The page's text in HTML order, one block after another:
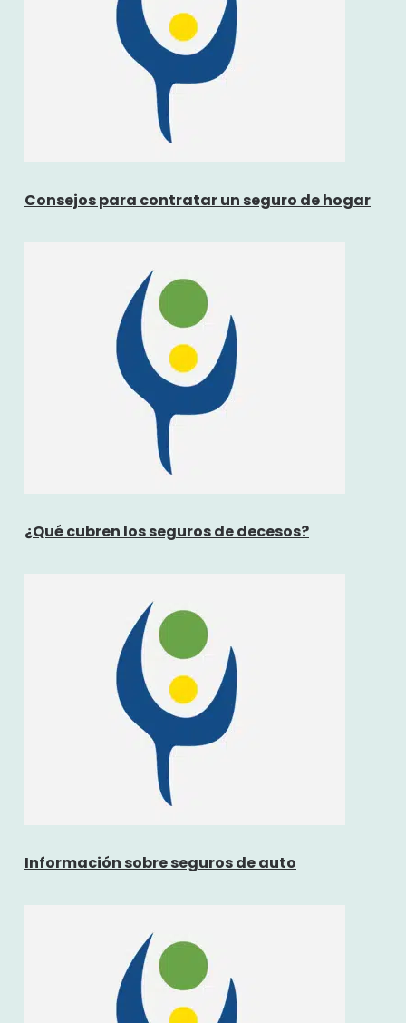
Consejos para contratar un seguro de hogar
¿Qué cubren los seguros de decesos?
Información sobre seguros de auto